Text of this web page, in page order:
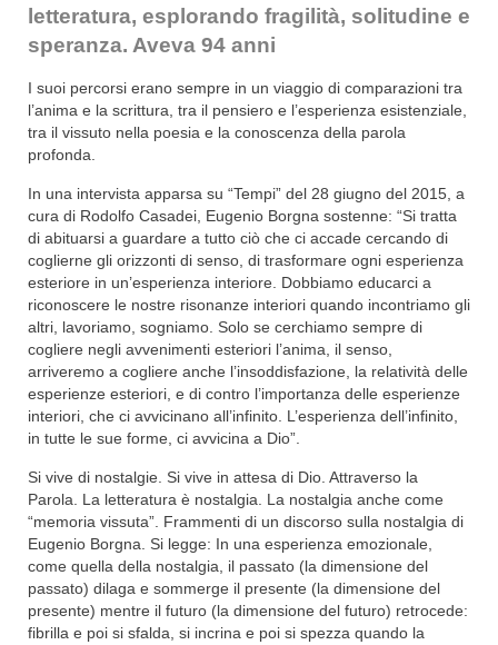
letteratura, esplorando fragilità, solitudine e
speranza. Aveva 94 anni
I suoi percorsi erano sempre in un viaggio di comparazioni tra
l’anima e la scrittura, tra il pensiero e l’esperienza esistenziale,
tra il vissuto nella poesia e la conoscenza della parola
profonda.
In una intervista apparsa su “Tempi” del 28 giugno del 2015, a
cura di Rodolfo Casadei, Eugenio Borgna sostenne: “Si tratta
di abituarsi a guardare a tutto ciò che ci accade cercando di
coglierne gli orizzonti di senso, di trasformare ogni esperienza
esteriore in un’esperienza interiore. Dobbiamo educarci a
riconoscere le nostre risonanze interiori quando incontriamo gli
altri, lavoriamo, sogniamo. Solo se cerchiamo sempre di
cogliere negli avvenimenti esteriori l’anima, il senso,
arriveremo a cogliere anche l’insoddisfazione, la relatività delle
esperienze esteriori, e di contro l’importanza delle esperienze
interiori, che ci avvicinano all’infinito. L’esperienza dell’infinito,
in tutte le sue forme, ci avvicina a Dio”.
Si vive di nostalgie. Si vive in attesa di Dio. Attraverso la
Parola. La letteratura è nostalgia. La nostalgia anche come
“memoria vissuta”. Frammenti di un discorso sulla nostalgia di
Eugenio Borgna. Si legge: In una esperienza emozionale,
come quella della nostalgia, il passato (la dimensione del
passato) dilaga e sommerge il presente (la dimensione del
presente) mentre il futuro (la dimensione del futuro) retrocede:
fibrilla e poi si sfalda, si incrina e poi si spezza quando la